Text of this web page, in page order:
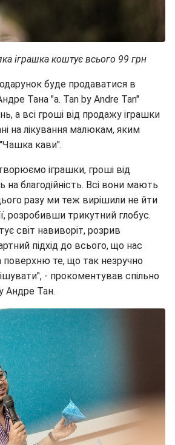
іграшка коштує всього 99 грн
буде продаватися в
Тана "а. Tan by Andre Tan"
а всі гроші від продажу іграшки
на лікування малюкам, яким
кави".
іграшки, гроші від
на благодійність. Всі вони мають
разу ми теж вирішили не йти
розробивши трикутний глобус.
світ навиворіт, розрив
підхід до всього, що нас
поверхню те, що так незручно
- прокоментував спільно
Андре Тан.